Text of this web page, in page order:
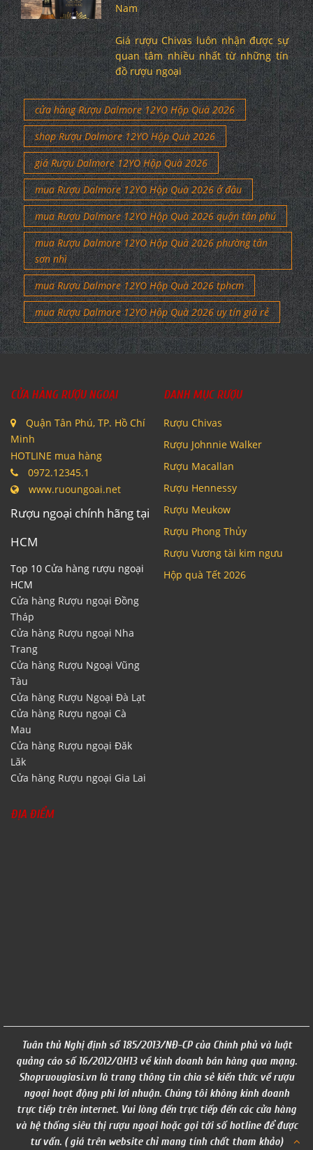
Nam
Giá rượu Chivas luôn nhận được sự
quan tâm nhiều nhất từ những tín
đồ rượu ngoại
cửa hàng Rượu Dalmore 12YO Hộp Quà 2026
shop Rượu Dalmore 12YO Hộp Quà 2026
giá Rượu Dalmore 12YO Hộp Quà 2026
mua Rượu Dalmore 12YO Hộp Quà 2026 ở đâu
mua Rượu Dalmore 12YO Hộp Quà 2026 quận tân phú
mua Rượu Dalmore 12YO Hộp Quà 2026 phường tân
sơn nhì
mua Rượu Dalmore 12YO Hộp Quà 2026 tphcm
mua Rượu Dalmore 12YO Hộp Quà 2026 uy tín giá rẻ
CỬA HÀNG RƯỢU NGOẠI
Quận Tân Phú, TP. Hồ Chí
Minh
HOTLINE mua hàng
0972.12345.1
www.ruoungoai.net
Rượu ngoại chính hãng tại
HCM
Top 10 Cửa hàng rượu ngoại
HCM
Cửa hàng Rượu ngoại Đồng
Tháp
Cửa hàng Rượu ngoại Nha
Trang
Cửa hàng Rượu Ngoại Vũng
Tàu
Cửa hàng Rượu Ngoại Đà Lạt
Cửa hàng Rượu ngoại Cà
Mau
Cửa hàng Rượu ngoại Đăk
Lăk
Cửa hàng Rượu ngoại Gia Lai
DANH MỤC RƯỢU
Rượu Chivas
Rượu Johnnie Walker
Rượu Macallan
Rượu Hennessy
Rượu Meukow
Rượu Phong Thủy
Rượu Vương tài kim ngưu
Hộp quà Tết 2026
ĐỊA ĐIỂM
Tuân thủ Nghị định số 185/2013/NĐ-CP của Chính phủ và luật
quảng cáo số 16/2012/QH13 về kinh doanh bán hàng qua mạng.
Shopruougiasi.vn là trang thông tin chia sẻ kiến thức về rượu
ngoại hoạt động phi lơi nhuận. Chúng tôi không kinh doanh
trực tiếp trên internet. Vui lòng đến trực tiếp đến các cửa hàng
và hệ thống siêu thị rượu ngoại hoặc gọi tới số hotline để được
tư vấn. ( giá trên website chỉ mang tính chất tham khảo)